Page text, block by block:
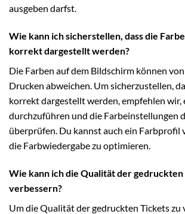
ausgeben darfst.
Wie kann ich sicherstellen, dass die
korrekt dargestellt werden?
Die Farben auf dem Bildschirm können
Drucken abweichen. Um sicherzustellen,
korrekt dargestellt werden, empfehlen wir,
durchzuführen und die Farbeinstellungen
überprüfen. Du kannst auch ein Farbprofil
die Farbwiedergabe zu optimieren.
Wie kann ich die Qualität der
verbessern?
Um die Qualität der gedruckten Tickets zu